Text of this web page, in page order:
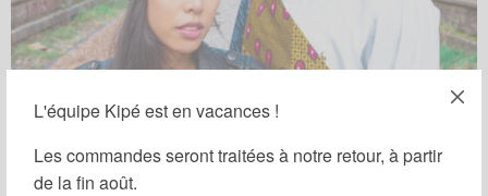
L'équipe Kipé est en vacances !
Les commandes seront traitées à notre retour, à partir
de la fin août.
VOTRE NOM (OBLIGATOIRE)